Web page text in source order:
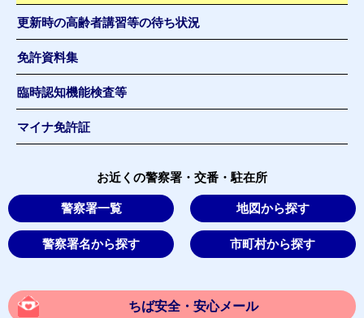
更新時の高齢者講習等の待ち状況
免許資料集
臨時認知機能検査等
マイナ免許証
お近くの警察署・交番・駐在所
警察署一覧 地図から探す
警察署名から探す 市町村から探す
ちば安全・安心メール